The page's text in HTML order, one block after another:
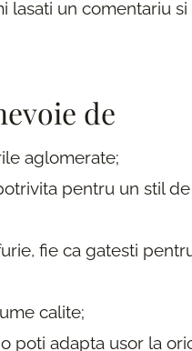
lasati un comentariu
de
aglomerate;
pentru un stil
fie ca gatesti
calite;
poti adapta usor la